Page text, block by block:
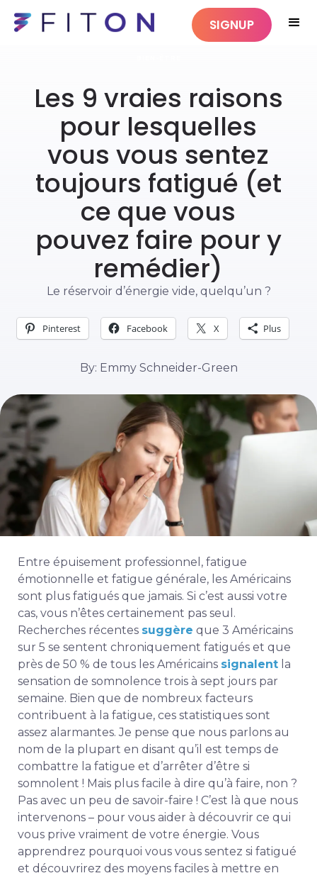
SIGNUP
Les 9 vraies raisons
pour lesquelles
vous vous sentez
toujours fatigué (et
ce que vous
pouvez faire pour y
remédier)
Le réservoir d’énergie vide, quelqu’un ?
Pinterest Facebook X Plus
By: Emmy Schneider-Green
Entre épuisement professionnel, fatigue
émotionnelle et fatigue générale, les Américains
sont plus fatigués que jamais. Si c’est aussi votre
cas, vous n’êtes certainement pas seul.
Recherches récentes suggère que 3 Américains
sur 5 se sentent chroniquement fatigués et que
près de 50 % de tous les Américains signalent la
sensation de somnolence trois à sept jours par
semaine. Bien que de nombreux facteurs
contribuent à la fatigue, ces statistiques sont
assez alarmantes. Je pense que nous parlons au
nom de la plupart en disant qu’il est temps de
combattre la fatigue et d’arrêter d’être si
somnolent ! Mais plus facile à dire qu’à faire, non ?
Pas avec un peu de savoir-faire ! C’est là que nous
intervenons – pour vous aider à découvrir ce qui
vous prive vraiment de votre énergie. Vous
apprendrez pourquoi vous vous sentez si fatigué
et découvrirez des moyens faciles à mettre en